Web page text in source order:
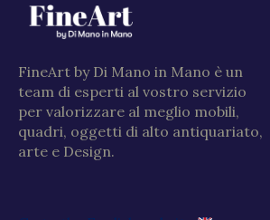
FineArt by Di Mano in Mano è un
team di esperti al vostro servizio
per valorizzare al meglio mobili,
quadri, oggetti di alto antiquariato,
arte e Design.